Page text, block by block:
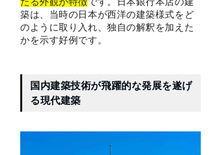
築は、当時の日本が西洋の建築様式をど
のように取り入れ、独自の解釈を加えた
かを示す好例です。
国内建築技術が飛躍的な発展を遂げ
る現代建築